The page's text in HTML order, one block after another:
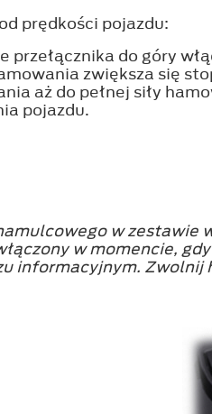
prędkości pojazdu:
do góry
zwiększa się
aż do pełnej siły
pojazdu.
w
w momencie,
informacyjnym. Zwolnij